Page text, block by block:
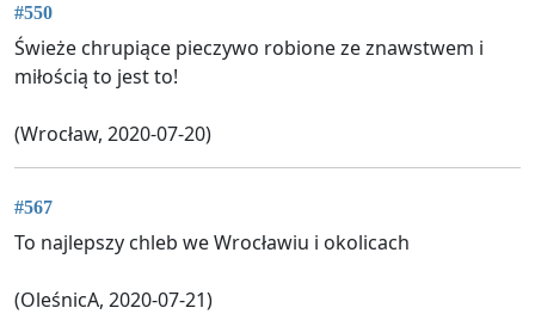
#550
Świeże chrupiące pieczywo robione ze znawstwem i
miłością to jest to!
(Wrocław, 2020-07-20)
#567
To najlepszy chleb we Wrocławiu i okolicach
(OleśnicA, 2020-07-21)